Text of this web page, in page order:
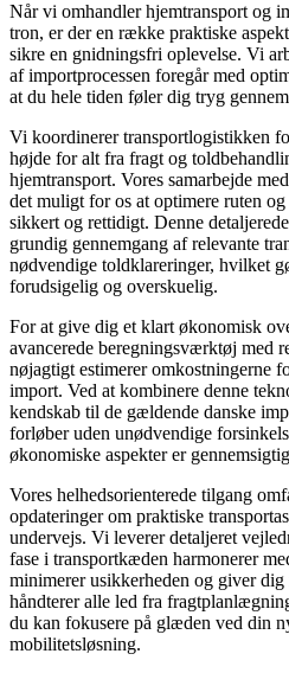
Når vi omhandler hjemtransport og
tron, er der en række praktiske
sikre en gnidningsfri oplevelse. Vi
af importprocessen foregår med
at du hele tiden føler dig tryg
Vi koordinerer transportlogistikken
højde for alt fra fragt og
hjemtransport. Vores samarbejde
det muligt for os at optimere ruten
sikkert og rettidigt. Denne
grundig gennemgang af relevante
nødvendige toldklareringer, hvilket
forudsigelig og overskuelig.
For at give dig et klart økonomisk
avancerede beregningsværktøj med
nøjagtigt estimerer omkostningerne
import. Ved at kombinere denne
kendskab til de gældende danske
forløber uden unødvendige
økonomiske aspekter er
Vores helhedsorienterede tilgang
opdateringer om praktiske
undervejs. Vi leverer detaljeret
fase i transportkæden harmonerer
minimerer usikkerheden og giver
håndterer alle led fra
du kan fokusere på glæden ved din
mobilitetsløsning.